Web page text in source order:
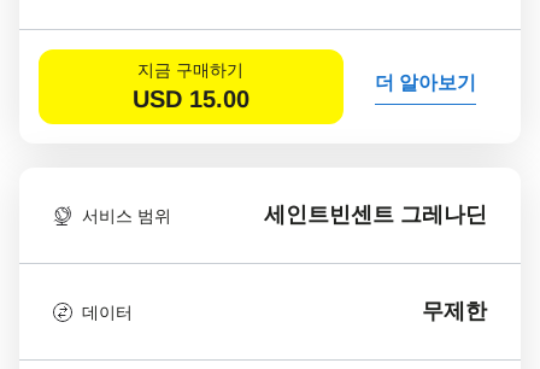
지금 구매하기
USD 15.00
더 알아보기
서비스 범위 세인트빈센트 그레나딘
데이터 무제한